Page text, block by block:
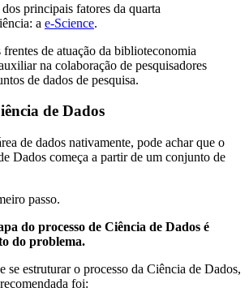
principais fatores da quarta
a e-Science.
frentes de atuação da biblioteconomia
na colaboração de pesquisadores
de dados de pesquisa.
de Dados
de dados nativamente, pode achar que o
Dados começa a partir de um conjunto de
passo.
do processo de Ciência de Dados é
do problema.
se estruturar o processo da Ciência de Dados,
foi: